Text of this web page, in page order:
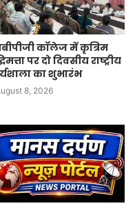
कॉलेज में कृत्रिम
पर दो दिवसीय राष्ट्रीय
का शुभारंभ
8, 2026